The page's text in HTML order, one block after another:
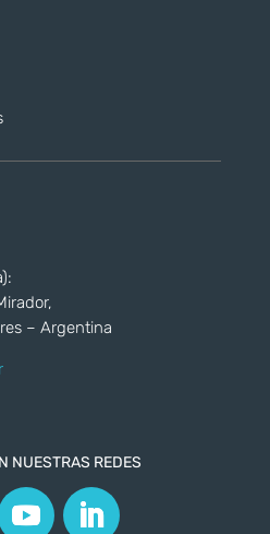
– Argentina
NUESTRAS REDES